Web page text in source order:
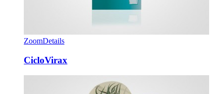
ZoomDetails
CicloVirax